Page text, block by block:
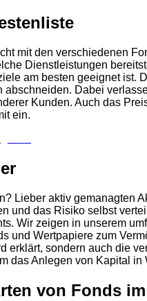
mit den verschiedenen
Dienstleistungen
am besten geeignet ist.
abschneiden. Dabei
Kunden. Auch das
ein.
Lieber aktiv gemanagten
und das Risiko selbst
Wir zeigen in unserem
und Wertpapiere zum
erklärt, sondern auch die
das Anlegen von Kapital
von Fonds